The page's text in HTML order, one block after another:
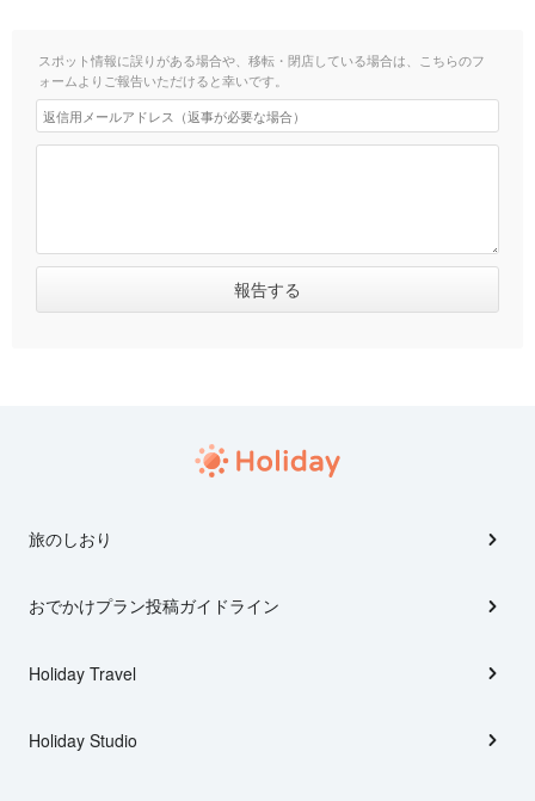
スポット情報に誤りがある場合や、移転・閉店している場合は、こちらのフ
ォームよりご報告いただけると幸いです。
旅のしおり
おでかけプラン投稿ガイドライン
Holiday Travel
Holiday Studio